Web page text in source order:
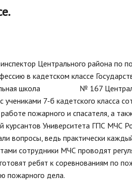
Муниципального
проекты муниципальных
правовых актов
«Владимирский округ»
официальные визиты и
поездки
Отчеты
ГО и ЧС,
Центрального района по
в кадетском классе
школа № 167
7-б кадетского класса
пожарного и спасателя, а
Университета ГПС МЧС
вопросы, ведь практически
сотрудники МЧС проводят
ребят к соревнованиям по
пожарного дела.